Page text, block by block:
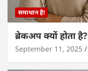
समाधान है!
ब्रेकअप क्यों होता है?
September 11, 2025